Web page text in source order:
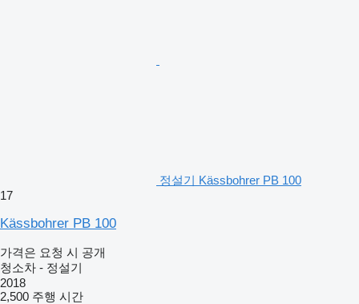
정설기 Kässbohrer PB 100
17
Kässbohrer PB 100
가격은 요청 시 공개
청소차 - 정설기
2018
2,500 주행 시간